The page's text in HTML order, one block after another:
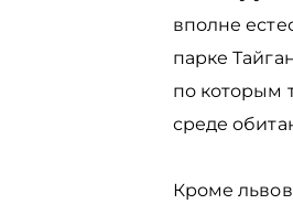
вполне
парке
по которым
среде
Кроме